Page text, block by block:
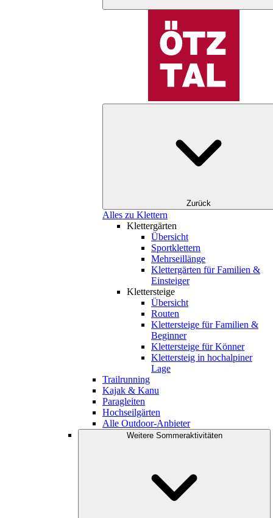
Zurück
Alles zu Klettern
Klettergärten
Übersicht
Sportklettern
Mehrseillänge
Klettergärten für Familien &
Einsteiger
Klettersteige
Übersicht
Routen
Klettersteige für Familien &
Beginner
Klettersteige für Könner
Klettersteig in hochalpiner
Lage
Trailrunning
Kajak & Kanu
Paragleiten
Hochseilgärten
Alle Outdoor-Anbieter
Weitere Sommeraktivitäten